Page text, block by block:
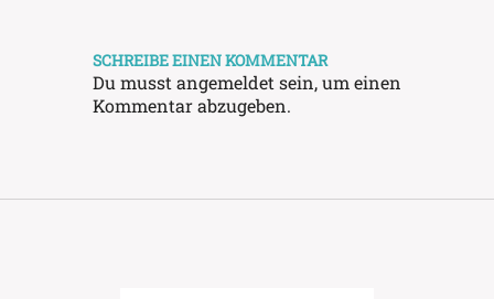
SCHREIBE EINEN KOMMENTAR
Du musst angemeldet sein, um einen
Kommentar abzugeben.